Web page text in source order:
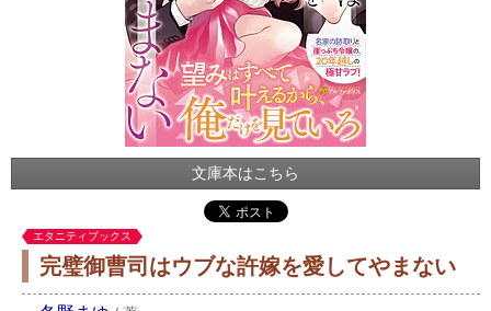
文庫本はこちら
エタニティブックス
完璧御曹司はウブな許嫁を愛してやまない